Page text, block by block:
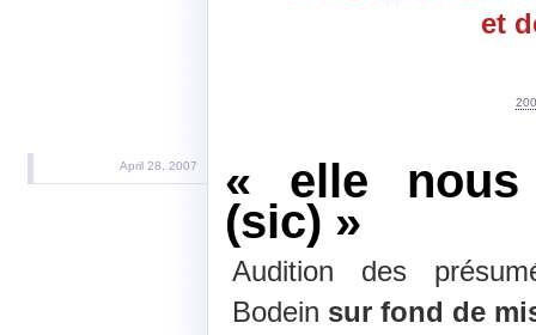
et
April 28, 2007 « elle
(sic) »
Audition des
Bodein sur fond de